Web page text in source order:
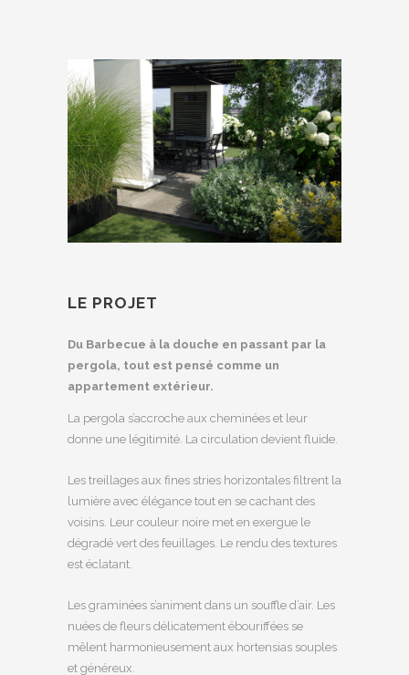
LE PROJET
Du Barbecue à la douche en passant par la
pergola, tout est pensé comme un
appartement extérieur.
La pergola s’accroche aux cheminées et leur
donne une légitimité. La circulation devient fluide.
Les treillages aux fines stries horizontales filtrent la
lumière avec élégance tout en se cachant des
voisins. Leur couleur noire met en exergue le
dégradé vert des feuillages. Le rendu des textures
est éclatant.
Les graminées s’animent dans un souffle d’air. Les
nuées de fleurs délicatement ébouriffées se
mêlent harmonieusement aux hortensias souples
et généreux.